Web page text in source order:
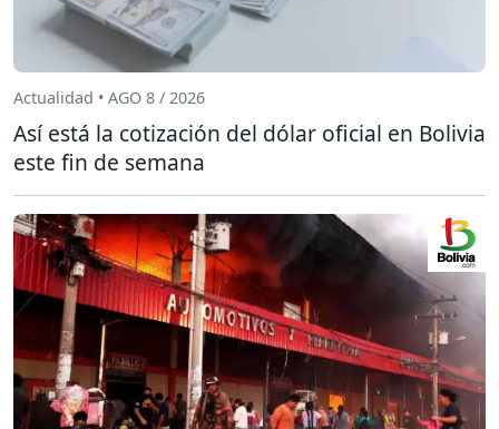
Actualidad • AGO 8 / 2026
Así está la cotización del dólar oficial en Bolivia
este fin de semana